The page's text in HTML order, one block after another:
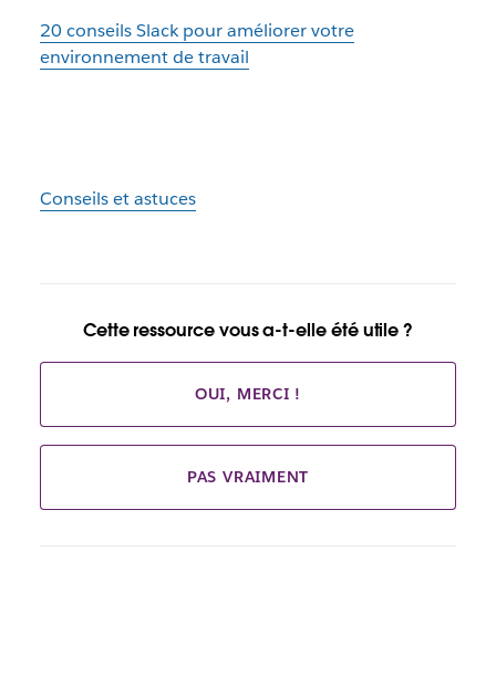
20 conseils Slack pour améliorer votre
environnement de travail
Conseils et astuces
Cette ressource vous a-t-elle été utile ?
OUI, MERCI !
PAS VRAIMENT